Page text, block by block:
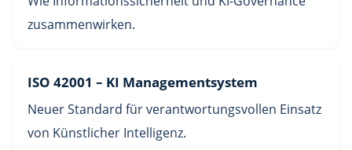
zusammenwirken.
ISO 42001 – KI Managementsystem
Neuer Standard für verantwortungsvollen Einsatz
von Künstlicher Intelligenz.